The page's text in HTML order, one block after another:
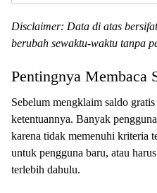
Disclaimer: Data di atas
berubah sewaktu-waktu tanpa
Pentingnya Membaca
Sebelum mengklaim saldo
ketentuannya. Banyak
karena tidak memenuhi kriteria
untuk pengguna baru, atau
terlebih dahulu.